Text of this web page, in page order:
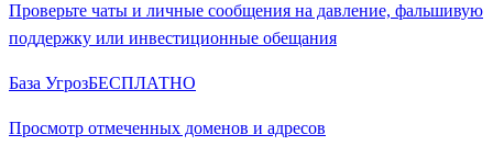
Проверьте чаты и личные сообщения на давление, фальшивую
поддержку или инвестиционные обещания
База УгрозБЕСПЛАТНО
Просмотр отмеченных доменов и адресов